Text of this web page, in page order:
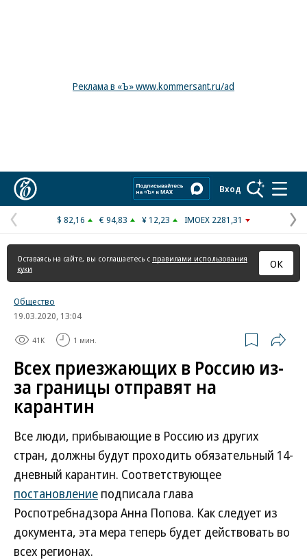
Реклама в «Ъ» www.kommersant.ru/ad
Вход
Предыдущая
страница
$ 82,16 € 94,83 ¥ 12,23 IMOEX 2281,31
Оставаясь на сайте, вы соглашаетесь с правилами использования
куки
ОК
Общество
19.03.2020, 13:04
41K 1 мин.
Всех приезжающих в Россию из-
за границы отправят на
карантин
Все люди, прибывающие в Россию из других
стран, должны будут проходить обязательный 14-
дневный карантин. Соответствующее
постановление подписала глава
Роспотребнадзора Анна Попова. Как следует из
документа, эта мера теперь будет действовать во
всех регионах.